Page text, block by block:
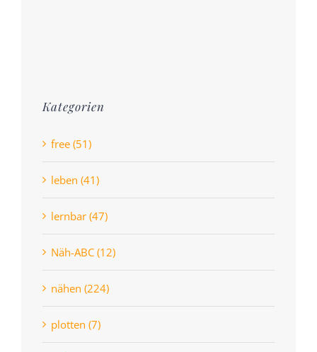
Kategorien
free (51)
leben (41)
lernbar (47)
Näh-ABC (12)
nähen (224)
plotten (7)